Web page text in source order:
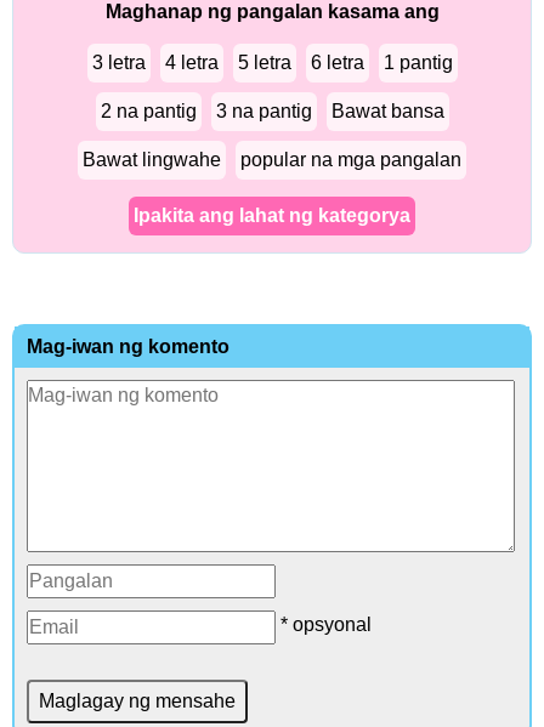
Maghanap ng pangalan kasama ang
3 letra 4 letra 5 letra 6 letra 1 pantig
2 na pantig 3 na pantig Bawat bansa
Bawat lingwahe popular na mga pangalan
Ipakita ang lahat ng kategorya
Mag-iwan ng komento
* opsyonal